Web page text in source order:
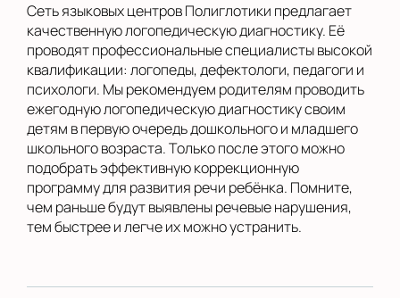
Сеть языковых центров Полиглотики предлагает
качественную логопедическую диагностику. Её
проводят профессиональные специалисты высокой
квалификации: логопеды, дефектологи, педагоги и
психологи. Мы рекомендуем родителям проводить
ежегодную логопедическую диагностику своим
детям в первую очередь дошкольного и младшего
школьного возраста. Только после этого можно
подобрать эффективную коррекционную
программу для развития речи ребёнка. Помните,
чем раньше будут выявлены речевые нарушения,
тем быстрее и легче их можно устранить.